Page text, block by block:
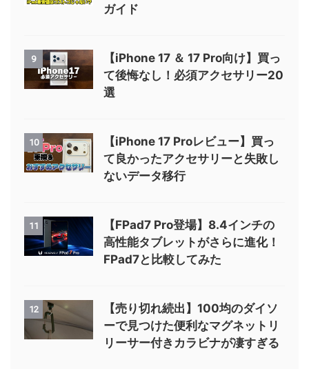
ガイド
9
【iPhone 17 ＆ 17 Pro向け】買っ
て後悔なし！必須アクセサリー20
選
10
【iPhone 17 Proレビュー】買っ
て良かったアクセサリーと失敗し
ないデータ移行
11
【FPad7 Pro登場】8.4インチの
高性能タブレットがさらに進化！
FPad7と比較してみた
12
【売り切れ続出】100均のダイソ
ーで見つけた便利なマグネットリ
リーサー付きカラビナが凄すぎる